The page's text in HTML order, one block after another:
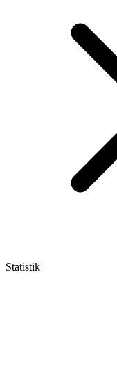
Statistik